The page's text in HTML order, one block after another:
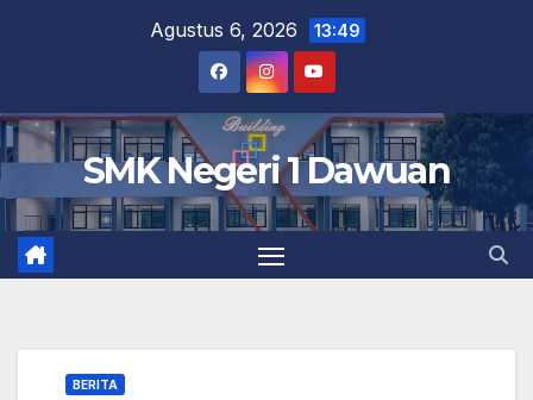
Agustus 6, 2026 13:49
SMK Negeri 1 Dawuan
BERITA